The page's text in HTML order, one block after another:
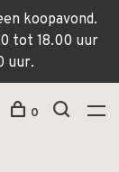
koopavond.
tot 18.00 uur
uur.
0